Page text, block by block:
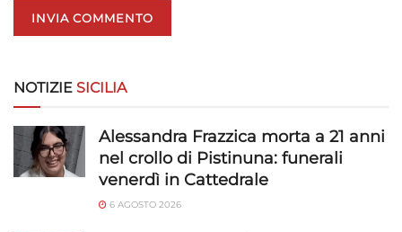
NOTIZIE SICILIA
Alessandra Frazzica morta a 21 anni
nel crollo di Pistinuna: funerali
venerdì in Cattedrale
6 AGOSTO 2026